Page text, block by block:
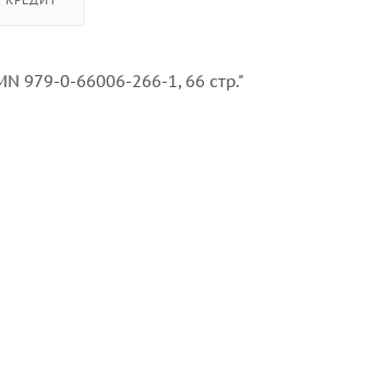
979-0-66006-266-1, 66 стр."